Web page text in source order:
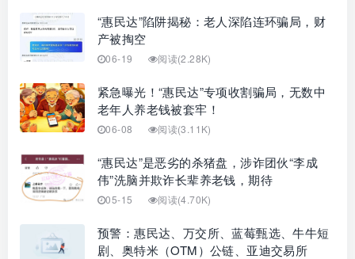
“惠民达”陷阱揭秘：老人深陷连环骗局，财
产被掏空
06-19 阅读(2.28K)
紧急曝光！“惠民达”专项收割骗局，无数中
老年人养老钱被套牢！
06-08 阅读(3.11K)
“惠民达”是恶劣的杀猪盘，涉诈团伙“李成
伟”洗脑并欺诈长辈养老钱，期待
05-15 阅读(4.70K)
预警：惠民达、万交所、蓝莓甄选、牛牛短
剧、奥特米（OTM）公链、亚迪交易所